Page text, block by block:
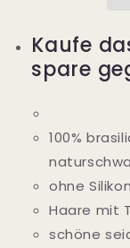
Kaufe
spare
100%
ohne
Haare mit
schöne